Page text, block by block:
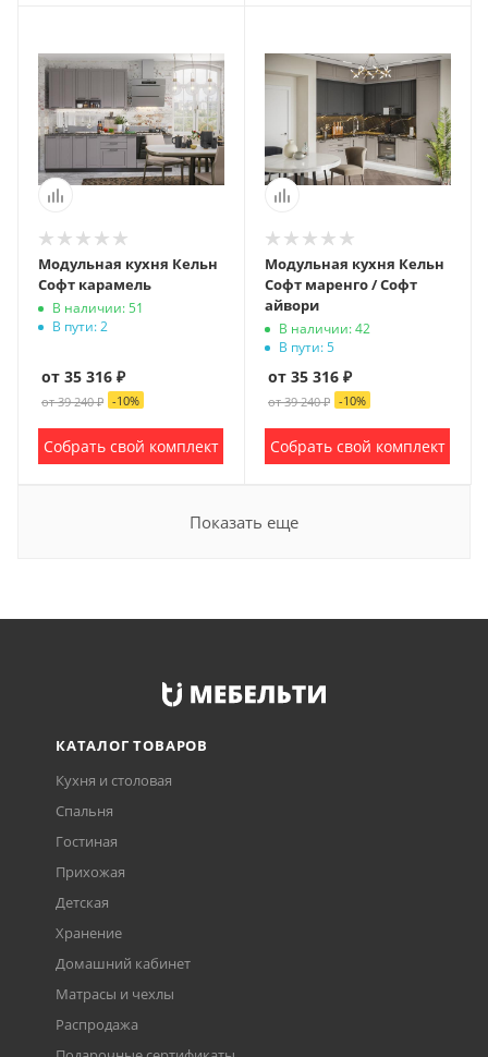
Модульная кухня Кельн
Софт карамель
В наличии: 51
В пути: 2
от 35 316 ₽
от 39 240 ₽ -10%
Собрать свой комплект
Модульная кухня Кельн
Софт маренго / Софт
айвори
В наличии: 42
В пути: 5
от 35 316 ₽
от 39 240 ₽ -10%
Собрать свой комплект
Показать еще
КАТАЛОГ ТОВАРОВ
Кухня и столовая
Спальня
Гостиная
Прихожая
Детская
Хранение
Домашний кабинет
Матрасы и чехлы
Распродажа